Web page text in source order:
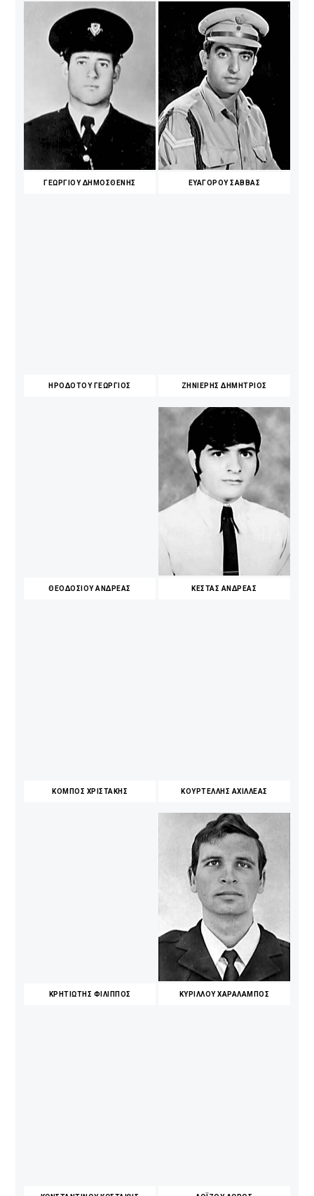
ΓΕΩΡΓΙΟΥ ΔΗΜΟΣΘΕΝΗΣ ΕΥΑΓΟΡΟΥ ΣΑΒΒΑΣ
ΗΡΟΔΟΤΟΥ ΓΕΩΡΓΙΟΣ ΖΗΝΙΕΡΗΣ ΔΗΜΗΤΡΙΟΣ
ΘΕΟΔΟΣΙΟΥ ΑΝΔΡΕΑΣ ΚΕΣΤΑΣ ΑΝΔΡΕΑΣ
ΚΟΜΠΟΣ ΧΡΙΣΤΑΚΗΣ ΚΟΥΡΤΕΛΛΗΣ ΑΧΙΛΛΕΑΣ
ΚΡΗΤΙΩΤΗΣ ΦΙΛΙΠΠΟΣ ΚΥΡΙΛΛΟΥ ΧΑΡΑΛΑΜΠΟΣ